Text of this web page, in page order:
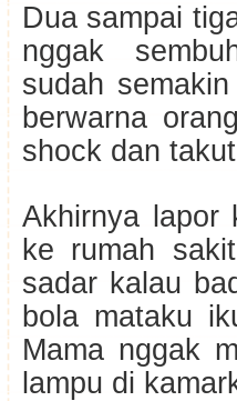
Dua sampai
nggak
sudah
berwarna
shock dan
Akhirnya lapor
ke rumah
sadar kalau
bola mataku
Mama nggak
lampu di